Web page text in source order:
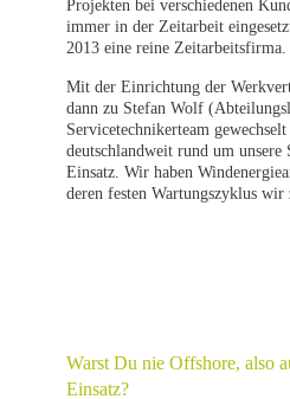
Projekten bei verschiedenen
immer in der Zeitarbeit
2013 eine reine Zeitarbeitsfirma.
Mit der Einrichtung der
dann zu Stefan Wolf
Servicetechnikerteam
deutschlandweit rund um unsere
Einsatz. Wir haben
deren festen Wartungszyklus wir
Warst Du nie Offshore, also
Einsatz?